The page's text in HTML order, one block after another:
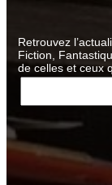
Retrouvez
Fiction,
de celles et ceux
R
c
h
r